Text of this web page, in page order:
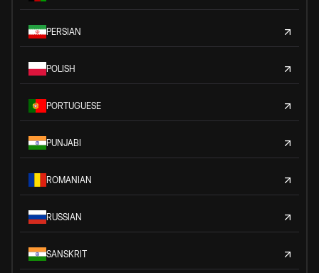
PERSIAN
POLISH
PORTUGUESE
PUNJABI
ROMANIAN
RUSSIAN
SANSKRIT